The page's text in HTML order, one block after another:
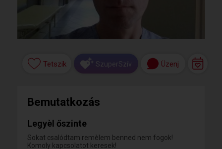
Tetszik SzuperSzív Üzenj
Bemutatkozás
Legyèl őszinte
Sokat csalódtam remèlem benned nem fogok!
Komoly kapcsolatot keresek!